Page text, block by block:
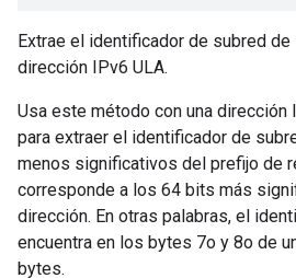
Extrae el identificador de subred
dirección IPv6 ULA.
Usa este método con una dirección
para extraer el identificador de
menos significativos del prefijo de
corresponde a los 64 bits más
dirección. En otras palabras, el
encuentra en los bytes 7o y 8o de
bytes.